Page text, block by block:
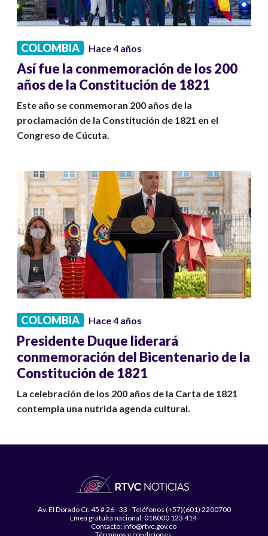
COLOMBIA Hace 4 años
Así fue la conmemoración de los 200
años de la Constitución de 1821
Este año se conmemoran 200 años de la
proclamación de la Constitución de 1821 en el
Congreso de Cúcuta.
COLOMBIA Hace 4 años
Presidente Duque liderará
conmemoración del Bicentenario de la
Constitución de 1821
La celebración de los 200 años de la Carta de 1821
contempla una nutrida agenda cultural.
Av. El Dorado Cr. 45 # 26 - 33 - Teléfonos (+57)(601) 2200700
Línea gratuita nacional: 018000 123 414
Contacto: info@rtvc.gov.co